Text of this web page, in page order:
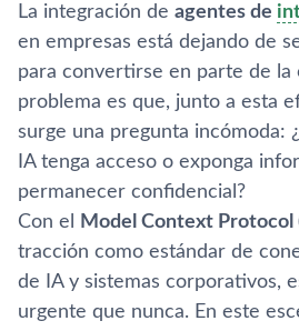
La integración de agentes de
en empresas está dejando de
para convertirse en parte de la
problema es que, junto a esta
surge una pregunta incómoda:
IA tenga acceso o exponga
permanecer confidencial?
Con el
Model Context Protocol
tracción como estándar de
de IA y sistemas corporativos,
urgente que nunca. En este